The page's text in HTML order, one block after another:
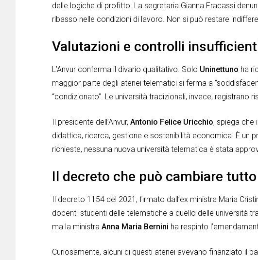
delle logiche di profitto. La segretaria Gianna Fracassi
ribasso nelle condizioni di lavoro. Non si può restare
Valutazioni e controlli
L’Anvur conferma il divario qualitativo. Solo Uninettuno ha
maggior parte degli atenei telematici si ferma a
“condizionato”. Le università tradizionali, invece, registrano
Il presidente dell’Anvur, Antonio Felice Uricchio, spiega che
didattica, ricerca, gestione e sostenibilità economica. È un
richieste, nessuna nuova università telematica è stata
Il decreto che può cambiare tutto
Il decreto 1154 del 2021, firmato dall’ex ministra Maria
docenti-studenti delle telematiche a quello delle università
ma la ministra Anna Maria Bernini ha respinto
Curiosamente, alcuni di questi atenei avevano finanziato il